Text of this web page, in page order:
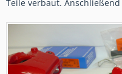
Teile verbaut.